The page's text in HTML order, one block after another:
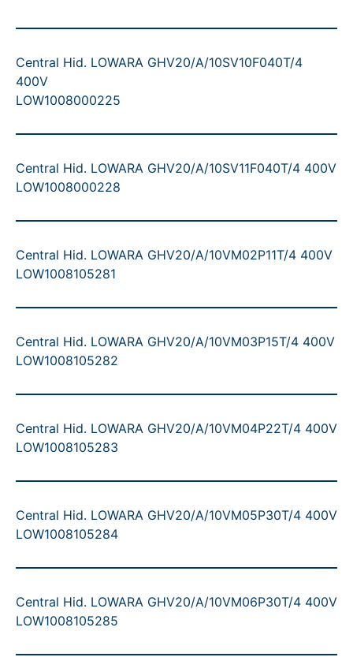
Central Hid. LOWARA GHV20/A/10SV10F040T/4
400V
LOW1008000225
Central Hid. LOWARA GHV20/A/10SV11F040T/4 400V
LOW1008000228
Central Hid. LOWARA GHV20/A/10VM02P11T/4 400V
LOW1008105281
Central Hid. LOWARA GHV20/A/10VM03P15T/4 400V
LOW1008105282
Central Hid. LOWARA GHV20/A/10VM04P22T/4 400V
LOW1008105283
Central Hid. LOWARA GHV20/A/10VM05P30T/4 400V
LOW1008105284
Central Hid. LOWARA GHV20/A/10VM06P30T/4 400V
LOW1008105285